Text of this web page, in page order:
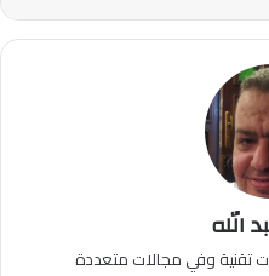
الله
تقنية وفي مجالات متعددة